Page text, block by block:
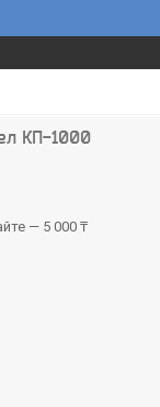
КП-1000
— 5 000 ₸